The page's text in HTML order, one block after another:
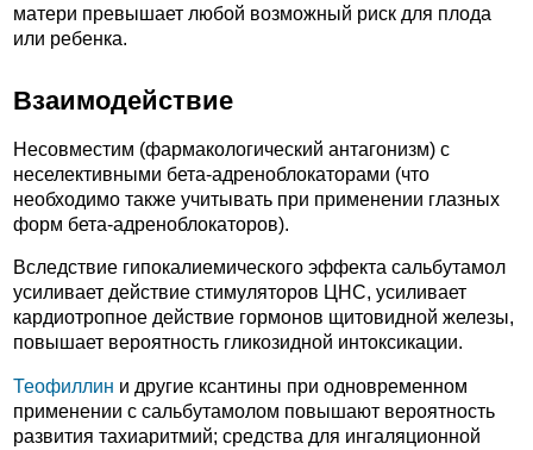
матери превышает любой возможный риск для плода
или ребенка.
Взаимодействие
Несовместим (фармакологический антагонизм) с
неселективными бета-адреноблокаторами (что
необходимо также учитывать при применении глазных
форм бета-адреноблокаторов).
Вследствие гипокалиемического эффекта сальбутамол
усиливает действие стимуляторов ЦНС, усиливает
кардиотропное действие гормонов щитовидной железы,
повышает вероятность гликозидной интоксикации.
Теофиллин и другие ксантины при одновременном
применении с сальбутамолом повышают вероятность
развития тахиаритмий; средства для ингаляционной